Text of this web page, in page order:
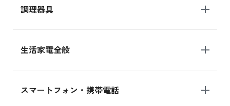
調理器具
生活家電全般
スマートフォン・携帯電話